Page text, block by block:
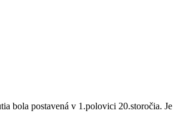
bola postavená v 1.polovici 20.storočia. Je